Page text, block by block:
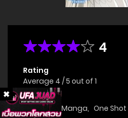
4
Rating
Average 4 /5 out of 1
Genre(s)
Doujinshi
Manga, One Shot